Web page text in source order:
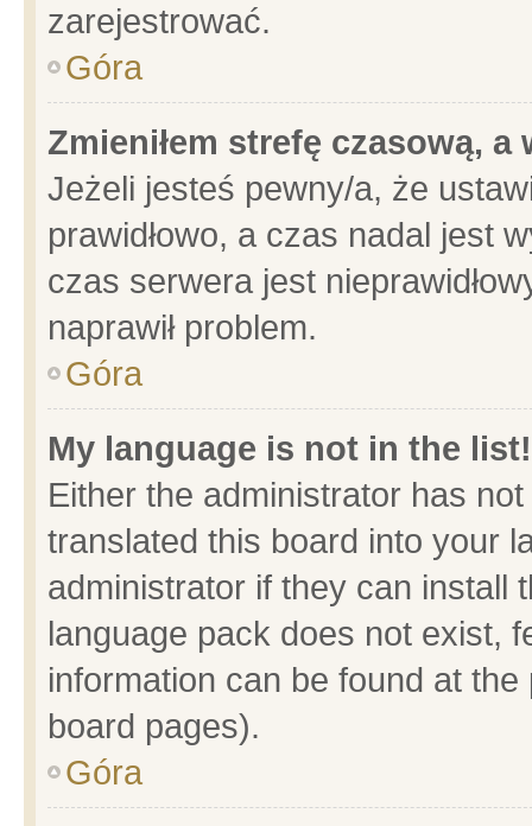
zarejestrować.
Góra
Zmieniłem strefę czasową,
Jeżeli jesteś pewny/a, że
prawidłowo, a czas nadal jest
czas serwera jest
naprawił problem.
Góra
My language is not in the list!
Either the administrator has
translated this board into your
administrator if they can install
language pack does not exist,
information can be found at
board pages).
Góra